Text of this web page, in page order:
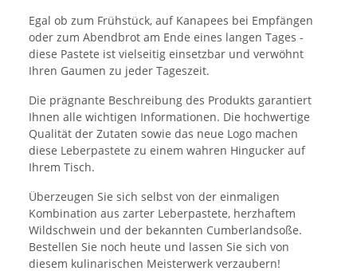
Egal ob zum Frühstück, auf Kanapees bei Empfängen
oder zum Abendbrot am Ende eines langen Tages -
diese Pastete ist vielseitig einsetzbar und verwöhnt
Ihren Gaumen zu jeder Tageszeit.
Die prägnante Beschreibung des Produkts garantiert
Ihnen alle wichtigen Informationen. Die hochwertige
Qualität der Zutaten sowie das neue Logo machen
diese Leberpastete zu einem wahren Hingucker auf
Ihrem Tisch.
Überzeugen Sie sich selbst von der einmaligen
Kombination aus zarter Leberpastete, herzhaftem
Wildschwein und der bekannten Cumberlandsoße.
Bestellen Sie noch heute und lassen Sie sich von
diesem kulinarischen Meisterwerk verzaubern!